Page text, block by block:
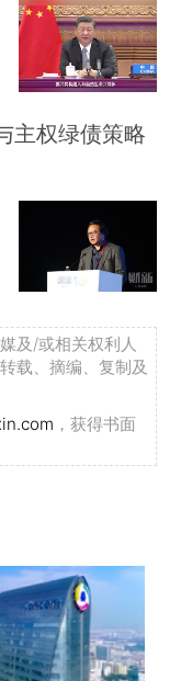
主权绿债策略
及/或相关权利人
载、摘编、复制及
，获得书面